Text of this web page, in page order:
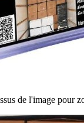
de l'image pour